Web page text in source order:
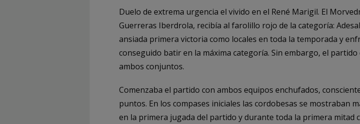
Duelo de extrema urgencia el vivido en el René Marigil. El
Guerreras Iberdrola, recibía al farolillo rojo de la categoría:
ansiada primera victoria como locales en toda la temporada y
conseguido batir en la máxima categoría. Sin embargo, el
ambos conjuntos.
Comenzaba el partido con ambos equipos enchufados,
puntos. En los compases iniciales las cordobesas se mostraban
en la primera jugada del partido y durante toda la primera mitad